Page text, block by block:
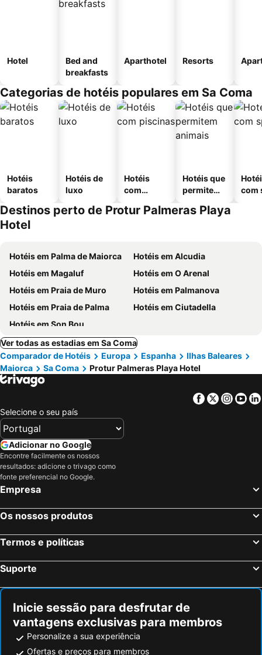
Hotel
Bed and
breakfasts
Aparthotel Resorts
Categorias de hotéis populares em Sa Coma
Hotéis
baratos
Hotéis de
luxo
Hotéis
com
Hotéis que
permitem
com
Destinos perto de Protur Palmeras Playa
Hotel
Hotéis em Palma de Maiorca
Hotéis em Alcudia
Hotéis em Magaluf
Hotéis em O Arenal
Hotéis em Praia de Muro
Hotéis em Palmanova
Hotéis em Praia de Palma
Hotéis em Ciutadella
Hotéis em Son Bou
Ver todas as estadias em Sa Coma
Comparador de Hotéis
Europa Espanha
Ilhas Baleares
Maiorca
Sa Coma Protur Palmeras Playa Hotel
Facebook
Twitter
Selecione o seu país
Adicionar no Google
Encontre facilmente os nossos
resultados: adicione o trivago como
fonte preferencial no Google.
Empresa
Os nossos produtos
Termos e políticas
Suporte
Inicie sessão para desfrutar de
vantagens exclusivas para membros
Personalize a sua experiência
Ofertas e preços para membros